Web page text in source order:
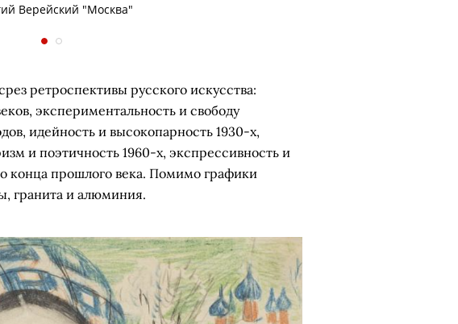
Верейский "Москва"
ретроспективы русского искусства:
экспериментальность и свободу
идейность и высокопарность 1930-х,
и поэтичность 1960-х, экспрессивность и
конца прошлого века. Помимо графики
гранита и алюминия.